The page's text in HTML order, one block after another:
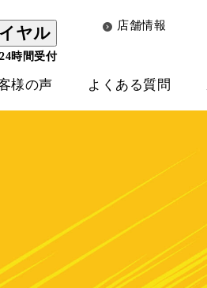
ヤル
時間受付
店舗情報
様の声 よくある質問